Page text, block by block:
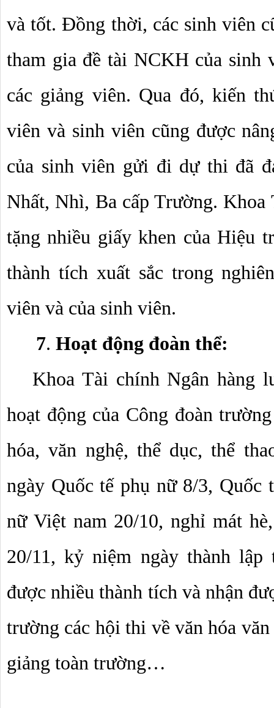
và tốt. Đồng thời, các sinh viên
tham gia đề tài NCKH của sinh
các giảng viên. Qua đó, kiến
viên và sinh viên cũng được
của sinh viên gửi đi dự thi đã
Nhất, Nhì, Ba cấp Trường.
tặng nhiều giấy khen của Hiệu
thành tích xuất sắc trong
viên và của sinh viên.
7. Hoạt động đoàn thể:
Khoa Tài chính Ngân hàng
hoạt động của Công đoàn
hóa, văn nghệ, thể dục, thể
ngày Quốc tế phụ nữ 8/3, Quốc
nữ Việt nam 20/10, nghỉ mát
20/11, kỷ niệm ngày thành
được nhiều thành tích và nhận
trường các hội thi về văn hóa
giảng toàn trường…